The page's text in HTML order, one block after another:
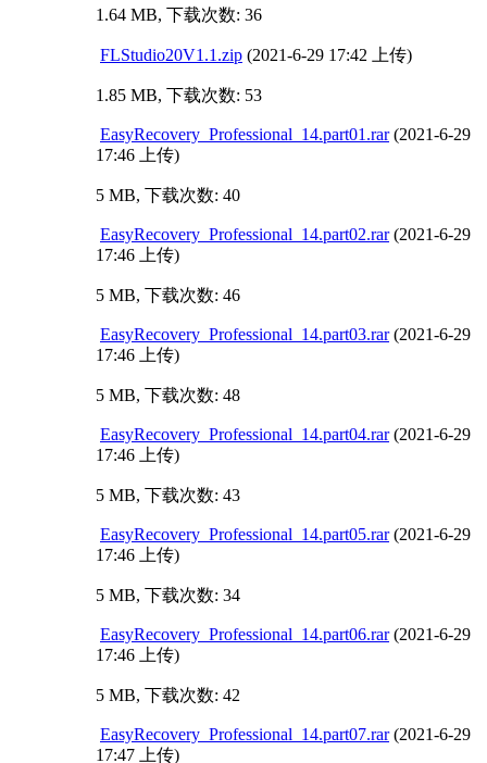
1.64 MB, 下载次数: 36
FLStudio20V1.1.zip (2021-6-29 17:42 上传)
1.85 MB, 下载次数: 53
EasyRecovery_Professional_14.part01.rar (2021-6-29
17:46 上传)
5 MB, 下载次数: 40
EasyRecovery_Professional_14.part02.rar (2021-6-29
17:46 上传)
5 MB, 下载次数: 46
EasyRecovery_Professional_14.part03.rar (2021-6-29
17:46 上传)
5 MB, 下载次数: 48
EasyRecovery_Professional_14.part04.rar (2021-6-29
17:46 上传)
5 MB, 下载次数: 43
EasyRecovery_Professional_14.part05.rar (2021-6-29
17:46 上传)
5 MB, 下载次数: 34
EasyRecovery_Professional_14.part06.rar (2021-6-29
17:46 上传)
5 MB, 下载次数: 42
EasyRecovery_Professional_14.part07.rar (2021-6-29
17:47 上传)